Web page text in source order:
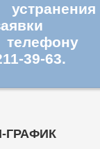
39-63.
ГРАФИК